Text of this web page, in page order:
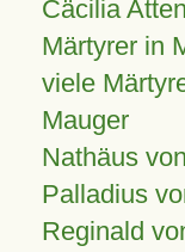
Cäcilia
Märtyrer in
viele
Mauger
Nathäus
Palladius
Reginald